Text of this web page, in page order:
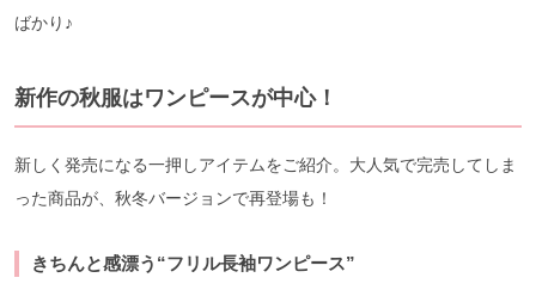
ばかり♪
新作の秋服はワンピースが中心！
新しく発売になる一押しアイテムをご紹介。大人気で完売してしま
った商品が、秋冬バージョンで再登場も！
きちんと感漂う“フリル長袖ワンピース”